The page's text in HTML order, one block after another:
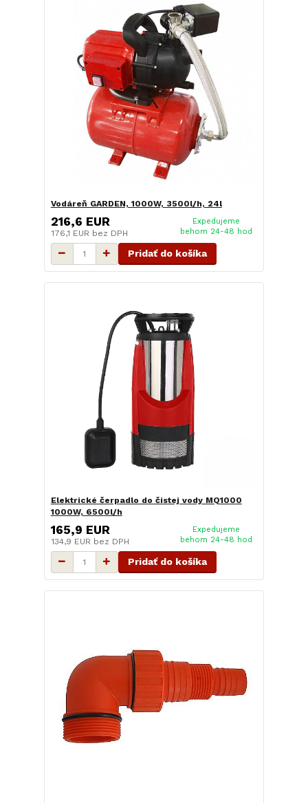
Vodáreň GARDEN, 1000W, 3500l/h, 24l
216,6 EUR
176,1 EUR bez DPH
Expedujeme
behom 24-48 hod
Pridať do košíka
Elektrické čerpadlo do čistej vody MQ1000
1000W, 6500l/h
165,9 EUR
134,9 EUR bez DPH
Expedujeme
behom 24-48 hod
Pridať do košíka